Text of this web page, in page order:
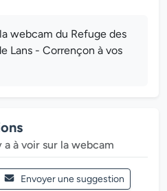
webcam du Refuge des
Lans - Corrençon à vos
à voir sur la webcam
Envoyer une suggestion